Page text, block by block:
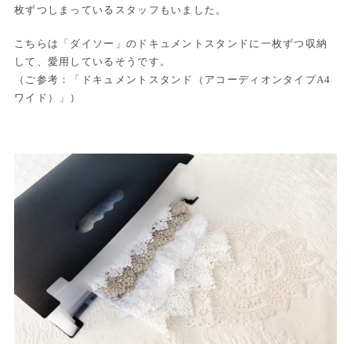
枚ずつしまっているスタッフもいました。
こちらは「ダイソー」のドキュメントスタンドに一枚ずつ収納
して、愛用しているそうです。
（ご参考：「ドキュメントスタンド（アコーディオンタイプA4
ワイド）」）